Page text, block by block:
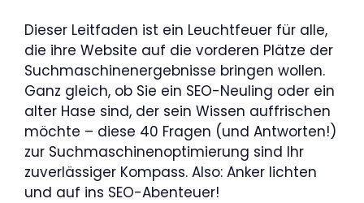
Dieser Leitfaden ist ein Leuchtfeuer für alle,
die ihre Website auf die vorderen Plätze der
Suchmaschinenergebnisse bringen wollen.
Ganz gleich, ob Sie ein SEO-Neuling oder ein
alter Hase sind, der sein Wissen auffrischen
möchte – diese 40 Fragen (und Antworten!)
zur Suchmaschinenoptimierung sind Ihr
zuverlässiger Kompass. Also: Anker lichten
und auf ins SEO-Abenteuer!